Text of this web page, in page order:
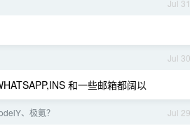
Jul 31
Jul 30
和一些邮箱都阔以
Jul 29
、极氪？